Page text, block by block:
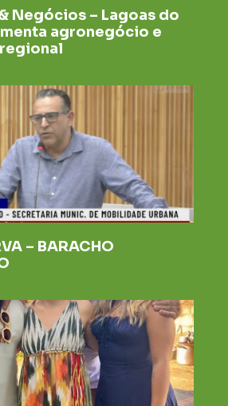
Negócios – Lagoas do
agronegócio e
– BARACHO